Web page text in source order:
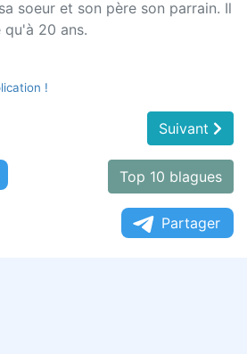
soeur et son père son parrain. Il
20 ans.
!
Suivant
Top 10 blagues
Partager